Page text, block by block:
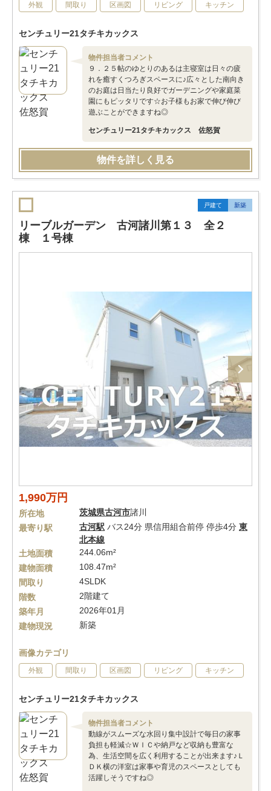
外観 間取り 区画図 リビング キッチン
センチュリー21タチキカックス
物件担当者コメント
９．２５帖のゆとりのあるは主寝室は日々の疲
れを癒すくつろぎスペースに♪広々とした南向き
のお庭は日当たり良好でガーデニングや家庭菜
園にもピッタリです☆お子様もお家で伸び伸び
遊ぶことができますね◎
センチュリー21タチキカックス 佐怒賀
物件を詳しく見る
戸建て 新築
リーブルガーデン 古河諸川第１３ 全２
棟 １号棟
1,990万円
所在地 茨城県古河市諸川
最寄り駅
古河駅 バス24分 県信用組合前停 停歩4分 東
北本線
土地面積
244.06m²
建物面積
108.47m²
間取り
4SLDK
階数
2階建て
築年月
2026年01月
建物現況
新築
画像カテゴリ
外観 間取り 区画図 リビング キッチン
センチュリー21タチキカックス
物件担当者コメント
動線がスムーズな水回り集中設計で毎日の家事
負担も軽減☆ＷＩＣや納戸など収納も豊富な
為、生活空間を広く利用することが出来ます♪Ｌ
ＤＫ横の洋室は家事や育児のスペースとしても
活躍しそうですね◎